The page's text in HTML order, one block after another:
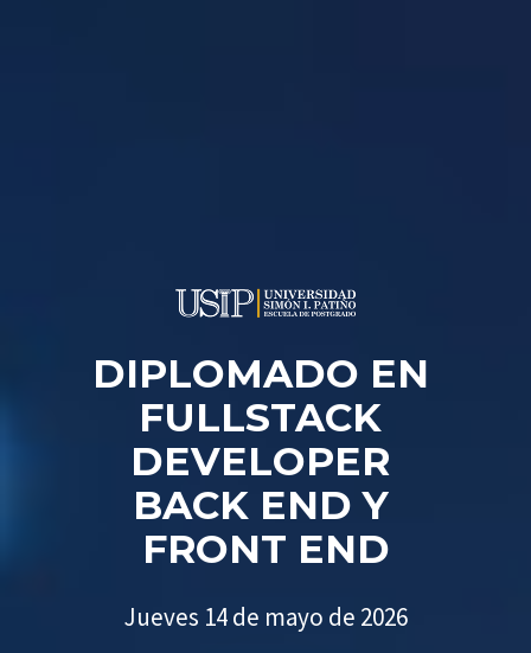
DIPLOMADO EN
FULLSTACK
DEVELOPER
BACK END Y
FRONT END
Jueves 14 de mayo de 2026